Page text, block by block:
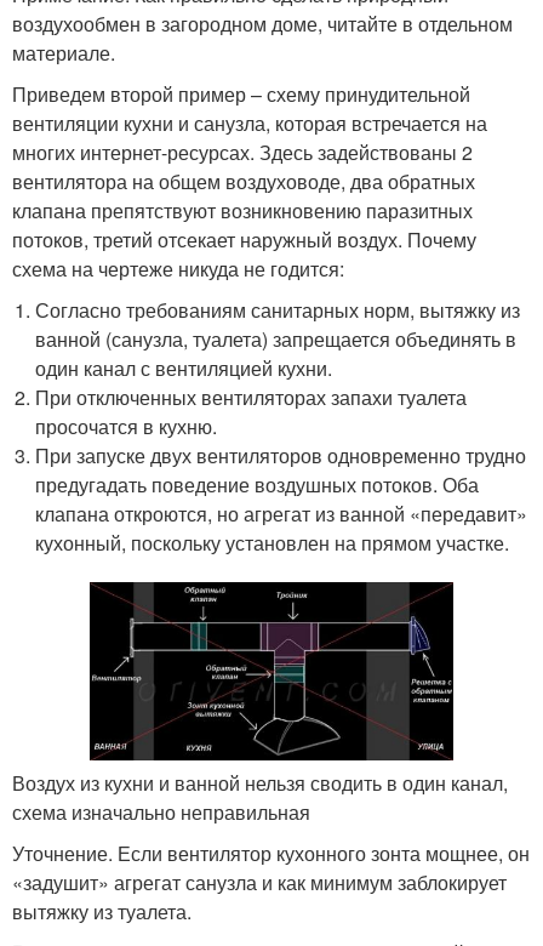
воздухообмен в загородном доме, читайте в отдельном
материале.
Приведем второй пример – схему принудительной
вентиляции кухни и санузла, которая встречается на
многих интернет-ресурсах. Здесь задействованы 2
вентилятора на общем воздуховоде, два обратных
клапана препятствуют возникновению паразитных
потоков, третий отсекает наружный воздух. Почему
схема на чертеже никуда не годится:
Согласно требованиям санитарных норм, вытяжку из
ванной (санузла, туалета) запрещается объединять в
один канал с вентиляцией кухни.
При отключенных вентиляторах запахи туалета
просочатся в кухню.
При запуске двух вентиляторов одновременно трудно
предугадать поведение воздушных потоков. Оба
клапана откроются, но агрегат из ванной «передавит»
кухонный, поскольку установлен на прямом участке.
Воздух из кухни и ванной нельзя сводить в один канал,
схема изначально неправильная
Уточнение. Если вентилятор кухонного зонта мощнее, он
«задушит» агрегат санузла и как минимум заблокирует
вытяжку из туалета.